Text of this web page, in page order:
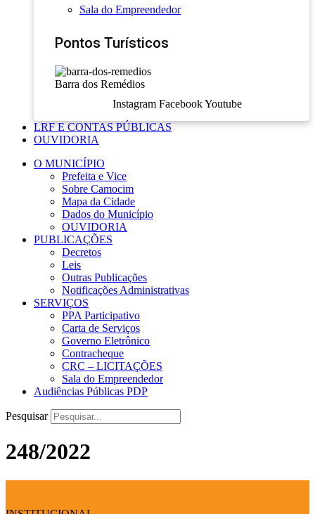
Sala do Empreendedor
Pontos Turísticos
Barra dos Remédios
Instagram Facebook Youtube
LRF E CONTAS PÚBLICAS
OUVIDORIA
O MUNICÍPIO
Prefeita e Vice
Sobre Camocim
Mapa da Cidade
Dados do Município
OUVIDORIA
PUBLICAÇÕES
Decretos
Leis
Outras Publicações
Notificações Administrativas
SERVIÇOS
PPA Participativo
Carta de Serviços
Governo Eletrônico
Contracheque
CRC – LICITAÇÕES
Sala do Empreendedor
Audiências Públicas PDP
Pesquisar
248/2022